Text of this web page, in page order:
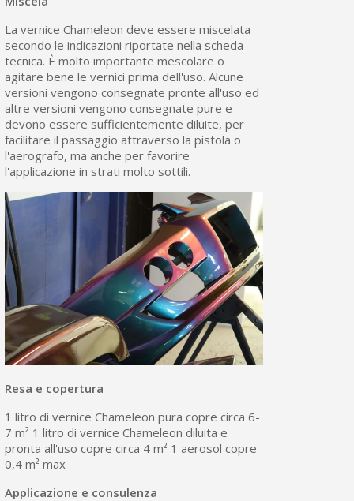
La vernice Chameleon deve essere miscelata
secondo le indicazioni riportate nella scheda
tecnica. È molto importante mescolare o
agitare bene le vernici prima dell'uso. Alcune
versioni vengono consegnate pronte all'uso ed
altre versioni vengono consegnate pure e
devono essere sufficientemente diluite, per
facilitare il passaggio attraverso la pistola o
l'aerografo, ma anche per favorire
l'applicazione in strati molto sottili.
Resa e copertura
1 litro di vernice Chameleon pura copre circa 6-
7 m² 1 litro di vernice Chameleon diluita e
pronta all'uso copre circa 4 m² 1 aerosol copre
0,4 m² max
Applicazione e consulenza